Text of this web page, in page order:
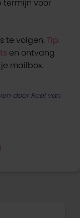
termijn voor
te volgen. Tip:
en ontvang
mailbox.
door Roel van